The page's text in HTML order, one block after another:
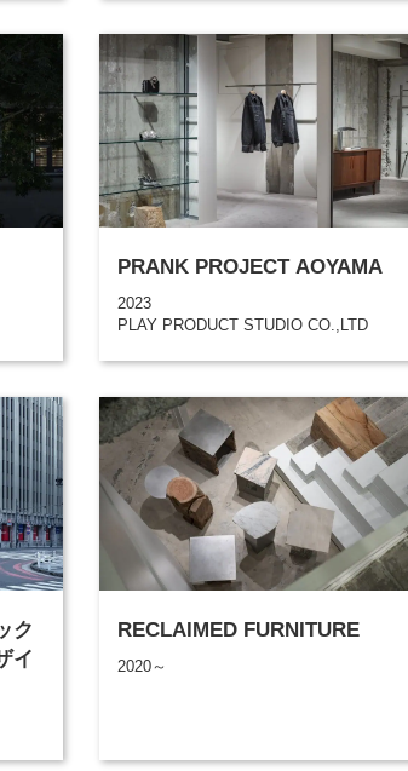
PRANK PROJECT AOYAMA
2023
PLAY PRODUCT STUDIO CO.,LTD
ク
イ
RECLAIMED FURNITURE
2020～